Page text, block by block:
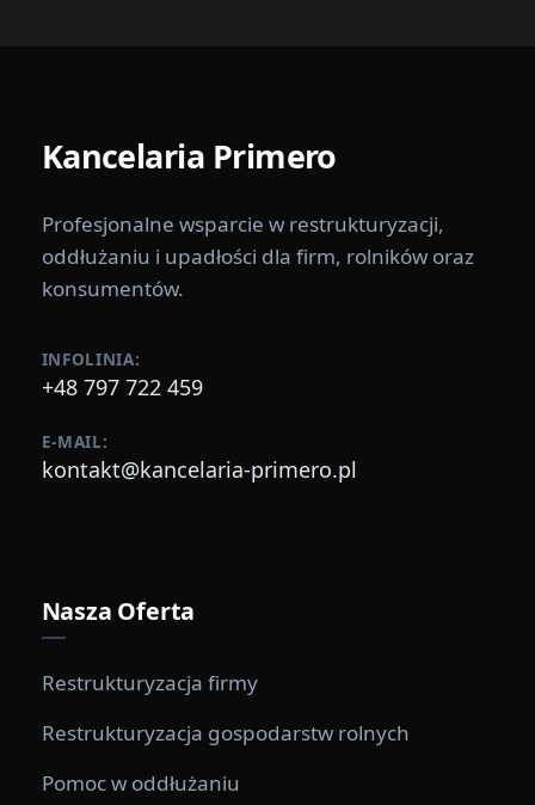
Kancelaria Primero
Profesjonalne wsparcie w restrukturyzacji,
oddłużaniu i upadłości dla firm, rolników oraz
konsumentów.
INFOLINIA:
+48 797 722 459
E-MAIL:
kontakt@kancelaria-primero.pl
Nasza Oferta
Restrukturyzacja firmy
Restrukturyzacja gospodarstw rolnych
Pomoc w oddłużaniu